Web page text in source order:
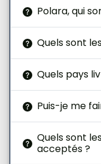
Polara, qui
Quels sont
Quels pays
Puis-je me
Quels sont
acceptés ?